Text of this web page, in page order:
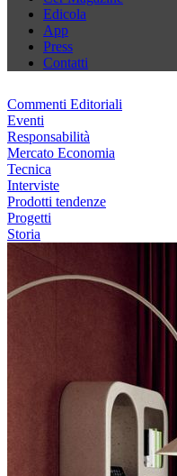
Edicola
App
Press
Contatti
Commenti Editoriali
Eventi
Responsabilità
Mercato Economia
Tecnica
Interviste
Prodotti tendenze
Progetti
Storia